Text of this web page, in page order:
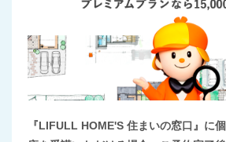
『LIFULL HOME'S 住まいの窓口』に